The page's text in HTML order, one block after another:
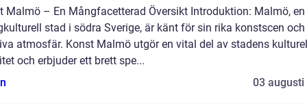
Malmö – En Mångfacetterad Översikt Introduktion: Malmö, en
stad i södra Sverige, är känt för sin rika konstscen och
atmosfär. Konst Malmö utgör en vital del av stadens
och erbjuder ett brett spe...
03 augusti